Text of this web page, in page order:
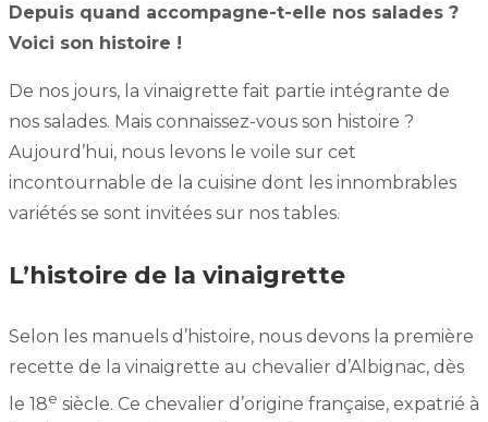
Depuis quand accompagne-t-elle nos salades ?
Voici son histoire !
De nos jours, la vinaigrette fait partie intégrante de
nos salades. Mais connaissez-vous son histoire ?
Aujourd’hui, nous levons le voile sur cet
incontournable de la cuisine dont les innombrables
variétés se sont invitées sur nos tables.
L’histoire de la vinaigrette
Selon les manuels d’histoire, nous devons la première
recette de la vinaigrette au chevalier d’Albignac, dès
le 18e siècle. Ce chevalier d’origine française, expatrié à